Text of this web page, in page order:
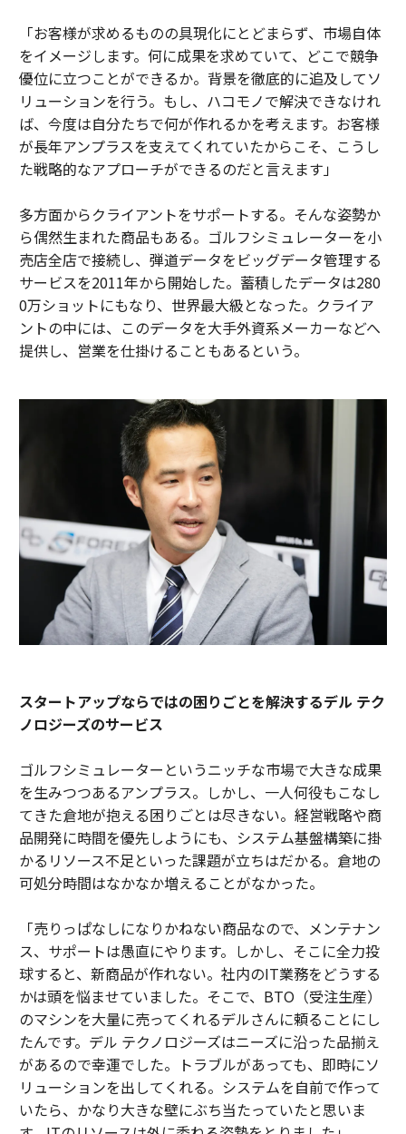
「お客様が求めるものの具現化にとどまらず、市場自体
をイメージします。何に成果を求めていて、どこで競争
優位に立つことができるか。背景を徹底的に追及してソ
リューションを行う。もし、ハコモノで解決できなけれ
ば、今度は自分たちで何が作れるかを考えます。お客様
が長年アンプラスを支えてくれていたからこそ、こうし
た戦略的なアプローチができるのだと言えます」
多方面からクライアントをサポートする。そんな姿勢か
ら偶然生まれた商品もある。ゴルフシミュレーターを小
売店全店で接続し、弾道データをビッグデータ管理する
サービスを2011年から開始した。蓄積したデータは280
0万ショットにもなり、世界最大級となった。クライア
ントの中には、このデータを大手外資系メーカーなどへ
提供し、営業を仕掛けることもあるという。
スタートアップならではの困りごとを解決するデル テク
ノロジーズのサービス
ゴルフシミュレーターというニッチな市場で大きな成果
を生みつつあるアンプラス。しかし、一人何役もこなし
てきた倉地が抱える困りごとは尽きない。経営戦略や商
品開発に時間を優先しようにも、システム基盤構築に掛
かるリソース不足といった課題が立ちはだかる。倉地の
可処分時間はなかなか増えることがなかった。
「売りっぱなしになりかねない商品なので、メンテナン
ス、サポートは愚直にやります。しかし、そこに全力投
球すると、新商品が作れない。社内のIT業務をどうする
かは頭を悩ませていました。そこで、BTO（受注生産）
のマシンを大量に売ってくれるデルさんに頼ることにし
たんです。デル テクノロジーズはニーズに沿った品揃え
があるので幸運でした。トラブルがあっても、即時にソ
リューションを出してくれる。システムを自前で作って
いたら、かなり大きな壁にぶち当たっていたと思いま